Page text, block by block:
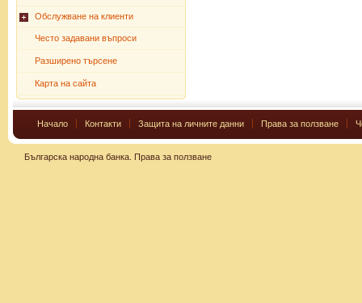
Обслужване на клиенти
Често задавани въпроси
Разширено търсене
Карта на сайта
Начало Контакти Защита на личните данни Права за ползване
Българска народна банка. Права за ползване